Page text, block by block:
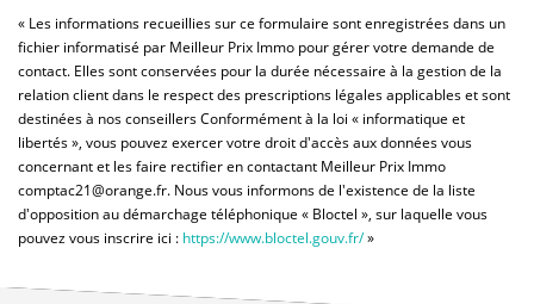
« Les informations recueillies sur ce formulaire sont enregistrées dans un
fichier informatisé par Meilleur Prix Immo pour gérer votre demande de
contact. Elles sont conservées pour la durée nécessaire à la gestion de la
relation client dans le respect des prescriptions légales applicables et sont
destinées à nos conseillers Conformément à la loi « informatique et
libertés », vous pouvez exercer votre droit d'accès aux données vous
concernant et les faire rectifier en contactant Meilleur Prix Immo
comptac21@orange.fr. Nous vous informons de l'existence de la liste
d'opposition au démarchage téléphonique « Bloctel », sur laquelle vous
pouvez vous inscrire ici : https://www.bloctel.gouv.fr/»